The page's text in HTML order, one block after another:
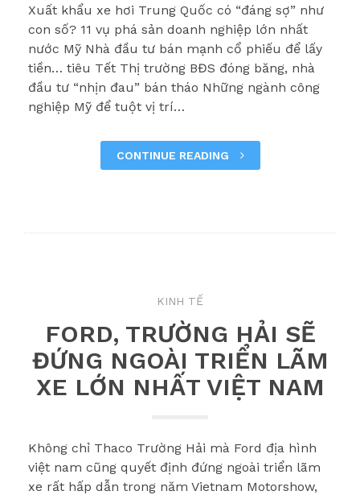
Xuất khẩu xe hơi Trung Quốc có “đáng sợ” như
con số? 11 vụ phá sản doanh nghiệp lớn nhất
nước Mỹ Nhà đầu tư bán mạnh cổ phiếu để lấy
tiền… tiêu Tết Thị trường BĐS đóng băng, nhà
đầu tư “nhịn đau” bán tháo Những ngành công
nghiệp Mỹ để tuột vị trí…
CONTINUE READING
KINH TẾ
FORD, TRƯỜNG HẢI SẼ
ĐỨNG NGOÀI TRIỂN LÃM
XE LỚN NHẤT VIỆT NAM
Không chỉ Thaco Trường Hải mà Ford địa hình
việt nam cũng quyết định đứng ngoài triển lãm
xe rất hấp dẫn trong năm Vietnam Motorshow,